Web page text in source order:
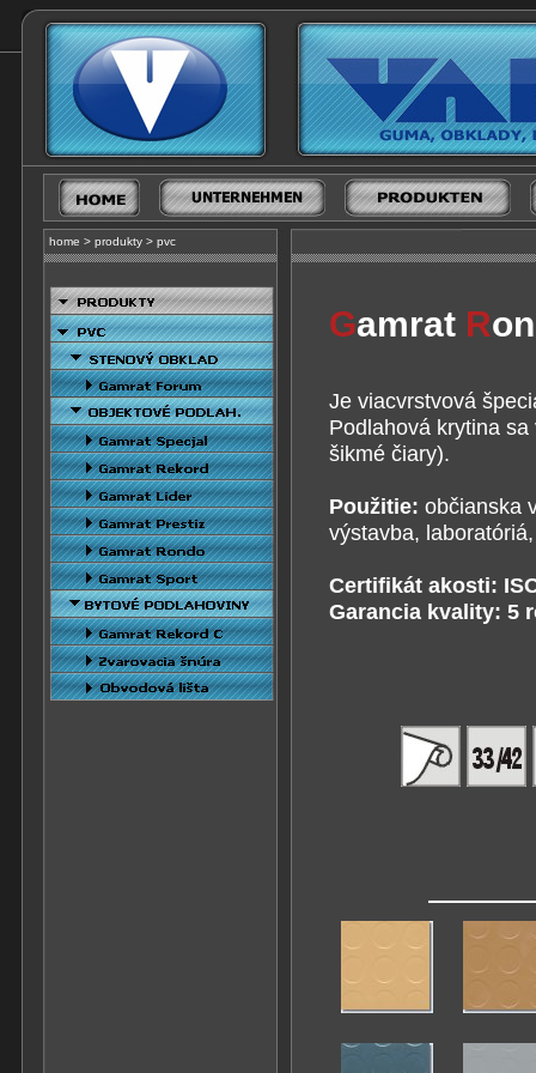
home > produkty > pvc
Gamrat R
Je viacvrstvová
Podlahová krytina
šikmé čiary).
Použitie: občianska
výstavba,
Certifikát akosti:
Garancia kvality: 5